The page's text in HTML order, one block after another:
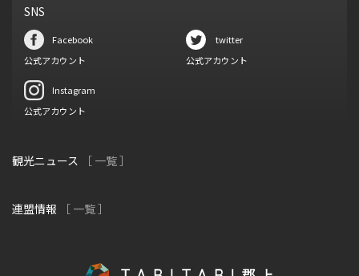
SNS
Facebook
公式アカウント
twitter
公式アカウント
Instagram
公式アカウント
観光ニュース ［ 一覧 ］
連盟情報 ［ 一覧 ］